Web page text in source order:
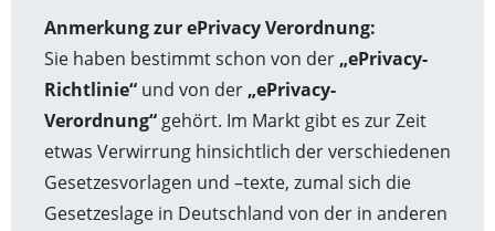
Anmerkung zur ePrivacy Verordnung:
Sie haben bestimmt schon von der „ePrivacy-
Richtlinie“ und von der „ePrivacy-
Verordnung“ gehört. Im Markt gibt es zur Zeit
etwas Verwirrung hinsichtlich der verschiedenen
Gesetzesvorlagen und –texte, zumal sich die
Gesetzeslage in Deutschland von der in anderen